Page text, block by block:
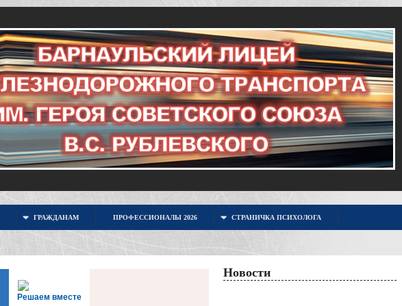
ГРАЖДАНАМ ПРОФЕССИОНАЛЫ 2026 СТРАНИЧКА ПСИХОЛОГА
Решаем вместе
Новости